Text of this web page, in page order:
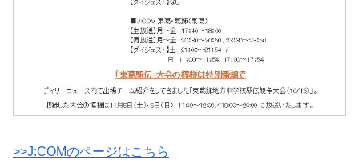
>>J:COMのページはこちら